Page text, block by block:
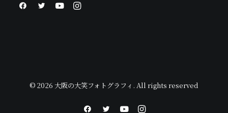
© 2026 大阪の大笑フォトグラフィ. All rights reserved